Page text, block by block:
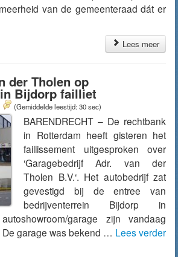
van de gemeenteraad dát er
Lees meer
der Tholen op
Bijdorp failliet
(Gemiddelde leestijd: 30 sec)
BARENDRECHT – De rechtbank
in Rotterdam heeft gisteren het
faillissement uitgesproken over
‘Garagebedrijf Adr. van der
Tholen B.V.‘. Het autobedrijf zat
gevestigd bij de entree van
bedrijventerrein Bijdorp in
garage zijn vandaag
garage was bekend … Lees verder